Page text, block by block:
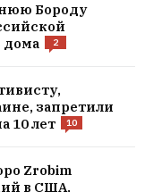
Бороду
2
запретили
10 лет
10
Zrobim
в США,